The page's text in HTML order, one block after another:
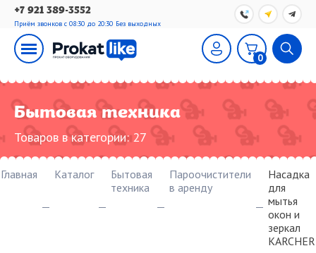
+7 921 389-3552
Приём звонков с 08:30 до 20:30 Без выходных
0
Бытовая техника
Товаров в категории:27
Главная Каталог
Бытовая
техника
Пароочистители
в аренду
Насадка
для
мытья
окон и
зеркал
KARCHER